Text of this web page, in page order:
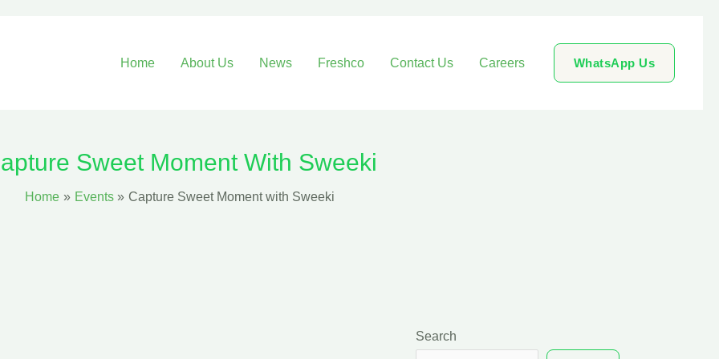
Home About Us News Freshco Contact Us Careers WhatsApp Us
Sweet Moment With Sweeki
Home Events Capture Sweet Moment with Sweeki
Search